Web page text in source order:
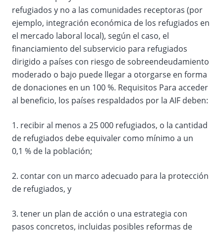
refugiados y no a las comunidades receptoras (por
ejemplo, integración económica de los refugiados en
el mercado laboral local), según el caso, el
financiamiento del subservicio para refugiados
dirigido a países con riesgo de sobreendeudamiento
moderado o bajo puede llegar a otorgarse en forma
de donaciones en un 100 %. Requisitos Para acceder
al beneficio, los países respaldados por la AIF deben:
1. recibir al menos a 25 000 refugiados, o la cantidad
de refugiados debe equivaler como mínimo a un
0,1 % de la población;
2. contar con un marco adecuado para la protección
de refugiados, y
3. tener un plan de acción o una estrategia con
pasos concretos, incluidas posibles reformas de